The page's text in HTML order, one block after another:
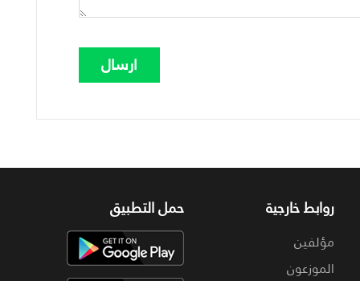
روابط خارجية
مؤلفين
الموزعون
حمل التطبيق